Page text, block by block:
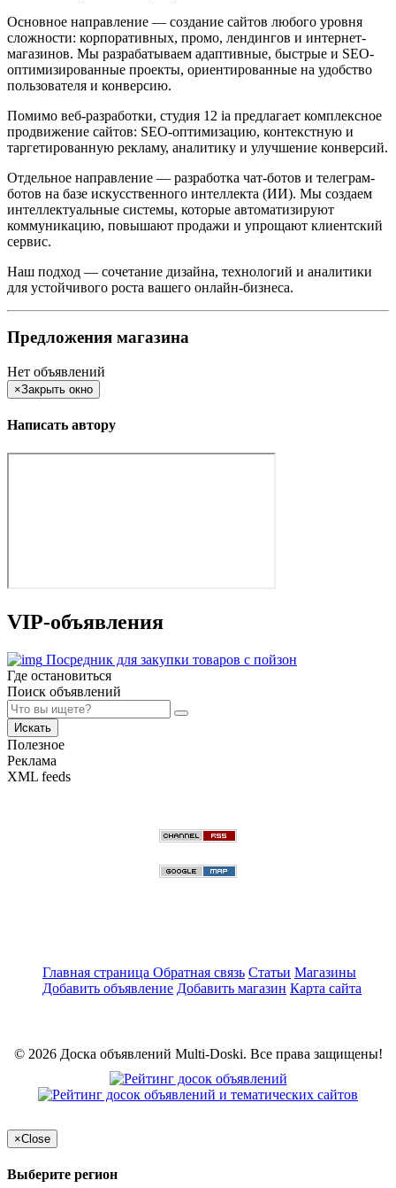
Основное направление — создание сайтов любого уровня
сложности: корпоративных, промо, лендингов и интернет-
магазинов. Мы разрабатываем адаптивные, быстрые и SEO-
оптимизированные проекты, ориентированные на удобство
пользователя и конверсию.
Помимо веб-разработки, студия 12 ia предлагает комплексное
продвижение сайтов: SEO-оптимизацию, контекстную и
таргетированную рекламу, аналитику и улучшение конверсий.
Отдельное направление — разработка чат-ботов и телеграм-
ботов на базе искусственного интеллекта (ИИ). Мы создаем
интеллектуальные системы, которые автоматизируют
коммуникацию, повышают продажи и упрощают клиентский
сервис.
Наш подход — сочетание дизайна, технологий и аналитики
для устойчивого роста вашего онлайн-бизнеса.
Предложения магазина
Нет объявлений
×Закрыть окно
Написать автору
VIP-объявления
Посредник для закупки товаров с пойзон
Где остановиться
Поиск объявлений
Искать
Полезное
Реклама
XML feeds
Главная страница Обратная связь Статьи Магазины
Добавить объявление Добавить магазин Карта сайта
© 2026 Доска объявлений Multi-Doski. Все права защищены!
×Close
Выберите регион